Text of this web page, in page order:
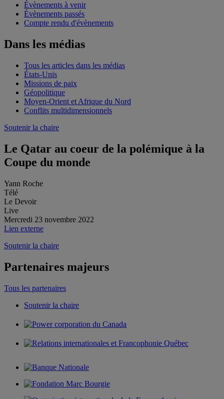
Évènements à venir
Évènements passés
Compte rendu d'évènements
Dans les médias
Tous les articles dans les médias
États-Unis
Missions de paix
Géopolitique
Moyen-Orient et Afrique du Nord
Conflits multidimensionnels
Soutenir la chaire
Le Qatar au coeur de la polémique à la
Coupe du monde
Yann Roche
Télé
Le Devoir
Live
Mercredi 23 novembre 2022
Lien externe
Soutenir la chaire
Partenaires majeurs
Tous les partenaires
Soutenir la chaire